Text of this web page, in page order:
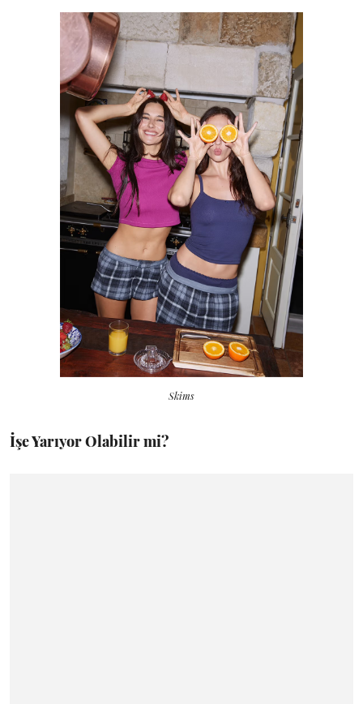
Skims
İşe Yarıyor Olabilir mi?